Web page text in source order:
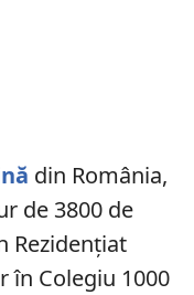
din România,
de 3800 de
Rezidenţiat
în Colegiu 1000